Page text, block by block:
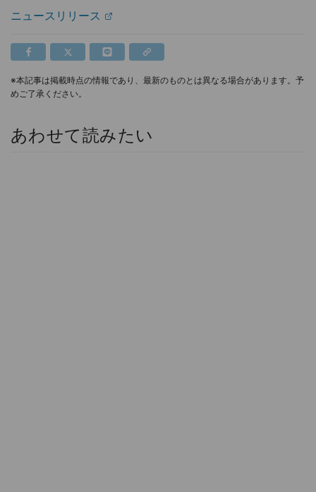
ニュースリリース
※本記事は掲載時点の情報であり、最新のものとは異なる場合があります。予
めご了承ください。
あわせて読みたい